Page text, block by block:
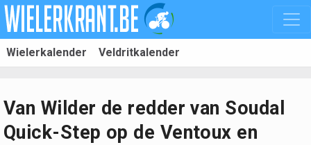
Wielerkalender Veldritkalender
Van Wilder de redder van Soudal
Quick-Step op de Ventoux en